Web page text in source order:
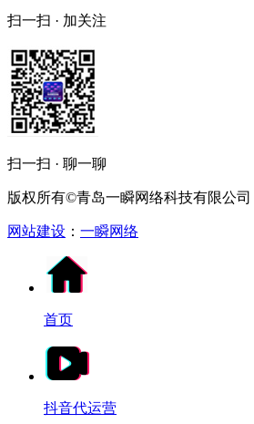
扫一扫 · 加关注
扫一扫 · 聊一聊
版权所有©青岛一瞬网络科技有限公司
网站建设 ： 一瞬网络
首页
抖音代运营